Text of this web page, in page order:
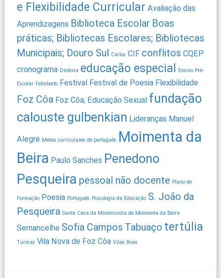
e Flexibilidade Curricular Avaliação das
Aprendizagens Biblioteca Escolar Boas
práticas; Bibliotecas Escolares; Bibliotecas
Municipais; Douro Sul Carlos CIF conflitos CQEP
cronograma Dislexia educação especial Ensino Pré-
Escolar Felisberto Festival Festival de Poesia Flexibilidade
Foz Côa Foz Côa; Educação Sexual fundação
calouste gulbenkian Lideranças Manuel
Alegre Metas curriculares de português Moimenta da
Beira Paulo Sanches Penedono
Pesqueira pessoal não docente Plano de
Formação Poesia Português Psicologia da Educação S. João da
Pesqueira Santa Casa da Misericordia de Moimenta da Beira
Sernancelhe Sofia Campos Tabuaço tertúlia
Turmas Vila Nova de Foz Côa Vilas Boas